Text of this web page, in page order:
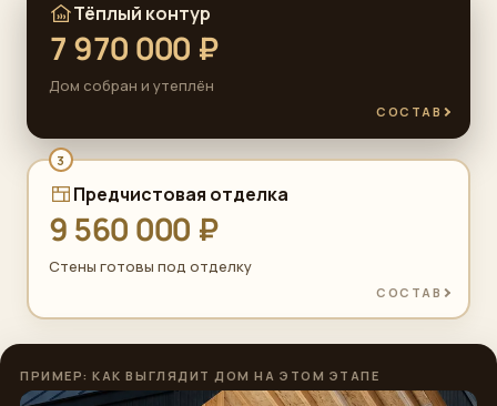
Тёплый контур
7 970 000 ₽
Дом собран и утеплён
СОСТАВ
3
Предчистовая отделка
9 560 000 ₽
Стены готовы под отделку
СОСТАВ
ПРИМЕР: КАК ВЫГЛЯДИТ ДОМ НА ЭТОМ ЭТАПЕ